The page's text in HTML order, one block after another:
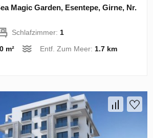
Magic Garden, Esentepe, Girne, Nr.
Schlafzimmer: 1
m² Entf. Zum Meer: 1.7 km